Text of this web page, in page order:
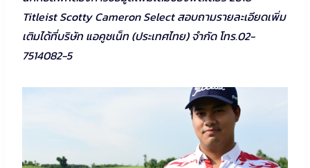
Titleist Scotty Cameron Select สอบถามรายละเอียดเพิ่ม
เติมได้ที่บริษัท แอคูชเน็ท (ประเทศไทย) จำกัด โทร.02-
7514082-5